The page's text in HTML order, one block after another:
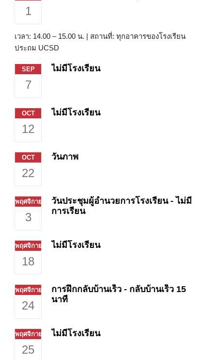
1
เวลา: 14.00 – 15.00 น. | สถานที่: ทุกอาคารของโรงเรียน
ประถม UCSD
SEP
7
ไม่มีโรงเรียน
OCT
12
ไม่มีโรงเรียน
OCT
22
วันภาพ
พฤศจิกายน
3
วันประชุมผู้อำนวยการโรงเรียน - ไม่มี
การเรียน
พฤศจิกายน
18
ไม่มีโรงเรียน
พฤศจิกายน
24
การฝึกกลับบ้านเร็ว - กลับบ้านเร็ว 15
นาที
พฤศจิกายน
25
ไม่มีโรงเรียน